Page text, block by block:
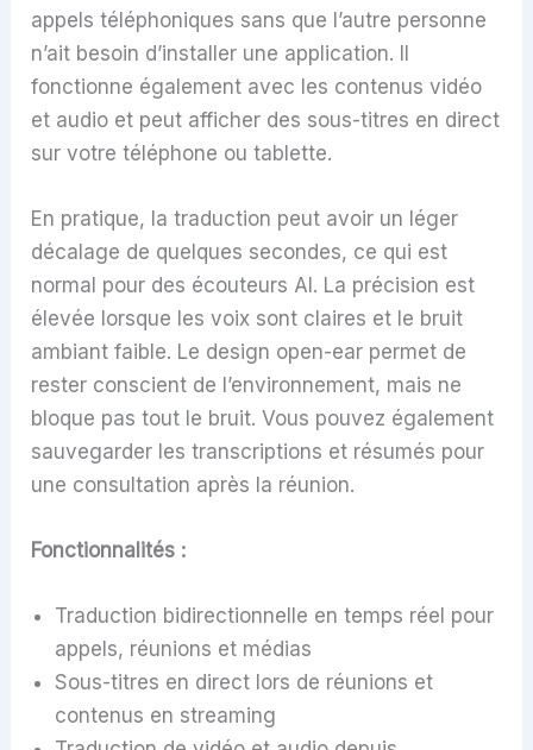
appels téléphoniques sans que l’autre personne
n’ait besoin d’installer une application. Il
fonctionne également avec les contenus vidéo
et audio et peut afficher des sous-titres en direct
sur votre téléphone ou tablette.
En pratique, la traduction peut avoir un léger
décalage de quelques secondes, ce qui est
normal pour des écouteurs AI. La précision est
élevée lorsque les voix sont claires et le bruit
ambiant faible. Le design open-ear permet de
rester conscient de l’environnement, mais ne
bloque pas tout le bruit. Vous pouvez également
sauvegarder les transcriptions et résumés pour
une consultation après la réunion.
Fonctionnalités :
Traduction bidirectionnelle en temps réel pour
appels, réunions et médias
Sous-titres en direct lors de réunions et
contenus en streaming